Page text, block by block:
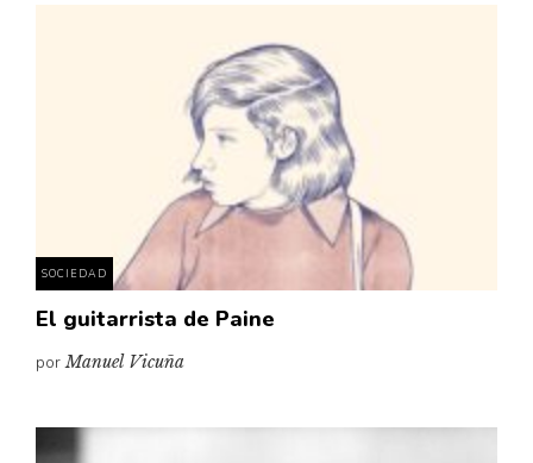
SOCIEDAD
El guitarrista de Paine
porManuel Vicuña